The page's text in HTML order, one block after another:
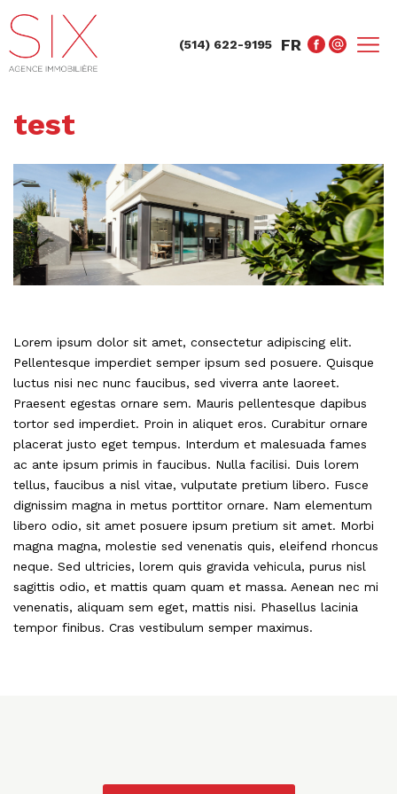
(514) 622-9195 FR
test
Lorem ipsum dolor sit amet, consectetur adipiscing elit.
Pellentesque imperdiet semper ipsum sed posuere. Quisque
luctus nisi nec nunc faucibus, sed viverra ante laoreet.
Praesent egestas ornare sem. Mauris pellentesque dapibus
tortor sed imperdiet. Proin in aliquet eros. Curabitur ornare
placerat justo eget tempus. Interdum et malesuada fames
ac ante ipsum primis in faucibus. Nulla facilisi. Duis lorem
tellus, faucibus a nisl vitae, vulputate pretium libero. Fusce
dignissim magna in metus porttitor ornare. Nam elementum
libero odio, sit amet posuere ipsum pretium sit amet. Morbi
magna magna, molestie sed venenatis quis, eleifend rhoncus
neque. Sed ultricies, lorem quis gravida vehicula, purus nisl
sagittis odio, et mattis quam quam et massa. Aenean nec mi
venenatis, aliquam sem eget, mattis nisi. Phasellus lacinia
tempor finibus. Cras vestibulum semper maximus.